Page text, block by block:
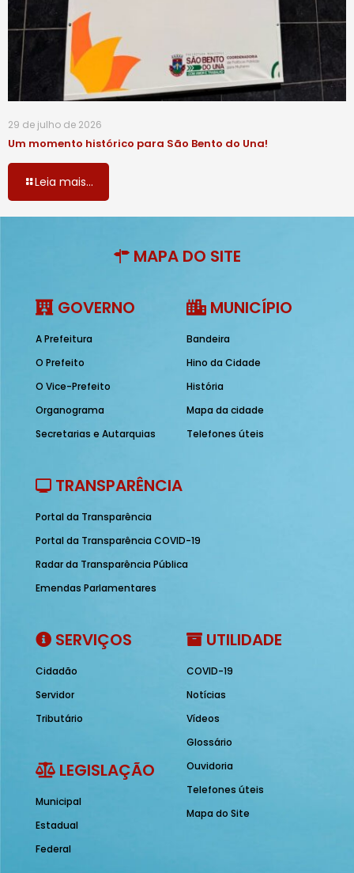
29 de julho de 2026
Um momento histórico para São Bento do Una!
Leia mais...
MAPA DO SITE
GOVERNO
A Prefeitura
O Prefeito
O Vice-Prefeito
Organograma
Secretarias e Autarquias
MUNICÍPIO
Bandeira
Hino da Cidade
História
Mapa da cidade
Telefones úteis
TRANSPARÊNCIA
Portal da Transparência
Portal da Transparência COVID-19
Radar da Transparência Pública
Emendas Parlamentares
SERVIÇOS
Cidadão
Servidor
Tributário
LEGISLAÇÃO
Municipal
Estadual
Federal
UTILIDADE
COVID-19
Notícias
Vídeos
Glossário
Ouvidoria
Telefones úteis
Mapa do Site